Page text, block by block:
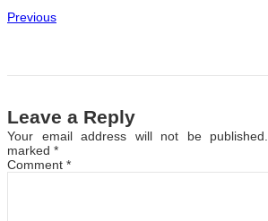
Previous
Leave a Reply
Your email address will not be published.
marked *
Comment *